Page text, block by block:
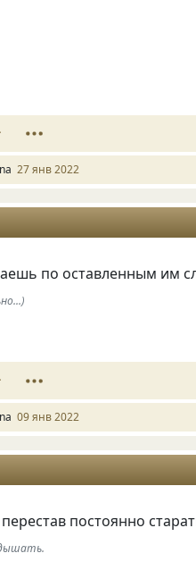
27 янв 2022
по оставленным им
09 янв 2022
постоянно